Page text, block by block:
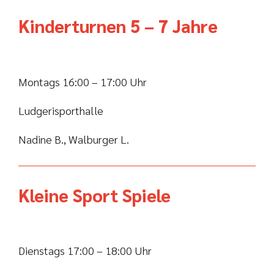
Kinderturnen 5 – 7 Jahre
Montags 16:00 – 17:00 Uhr
Ludgerisporthalle
Nadine B., Walburger L.
Kleine Sport Spiele
Dienstags 17:00 – 18:00 Uhr